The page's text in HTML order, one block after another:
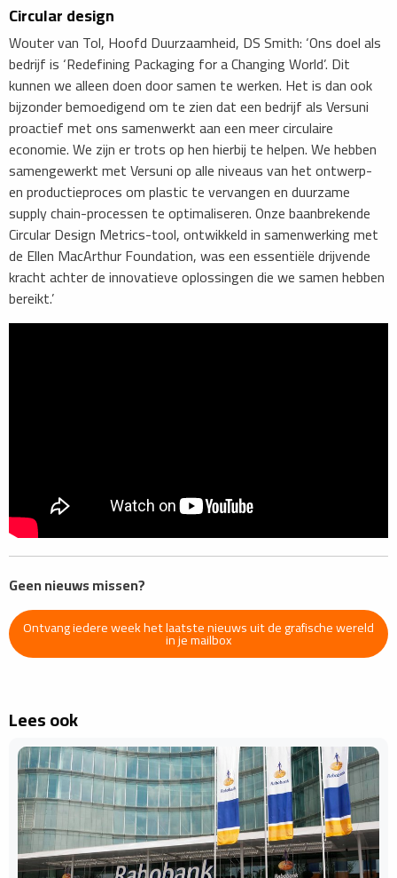
Circular design
Wouter van Tol, Hoofd Duurzaamheid, DS Smith: ‘Ons doel als
bedrijf is ‘Redefining Packaging for a Changing World’. Dit
kunnen we alleen doen door samen te werken. Het is dan ook
bijzonder bemoedigend om te zien dat een bedrijf als Versuni
proactief met ons samenwerkt aan een meer circulaire
economie. We zijn er trots op hen hierbij te helpen. We hebben
samengewerkt met Versuni op alle niveaus van het ontwerp-
en productieproces om plastic te vervangen en duurzame
supply chain-processen te optimaliseren. Onze baanbrekende
Circular Design Metrics-tool, ontwikkeld in samenwerking met
de Ellen MacArthur Foundation, was een essentiële drijvende
kracht achter de innovatieve oplossingen die we samen hebben
bereikt.’
Geen nieuws missen?
Ontvang iedere week het laatste nieuws uit de grafische wereld
in je mailbox
Lees ook